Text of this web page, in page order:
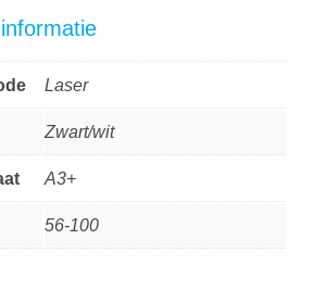
Laser
Zwart/wit
A3+
56-100